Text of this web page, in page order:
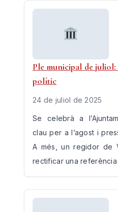
Ple municipal de
polític
24 de juliol de 2025
Se celebrà a
clau per a l’agost i
A més, un regidor de
rectificar una referència